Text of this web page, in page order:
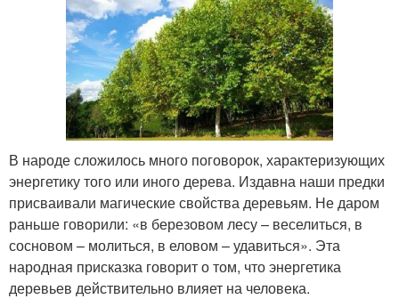
В народе сложилось много поговорок, характеризующих
энергетику того или иного дерева. Издавна наши предки
присваивали магические свойства деревьям. Не даром
раньше говорили: «в березовом лесу – веселиться, в
сосновом – молиться, в еловом – удавиться». Эта
народная присказка говорит о том, что энергетика
деревьев действительно влияет на человека.